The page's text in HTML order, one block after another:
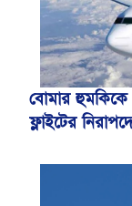
বোমার
ফ্লাইটের